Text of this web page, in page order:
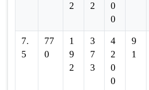
2
2
0
0
7.
5
77
0
1
9
2
3
7
3
4
2
0
0
9
1